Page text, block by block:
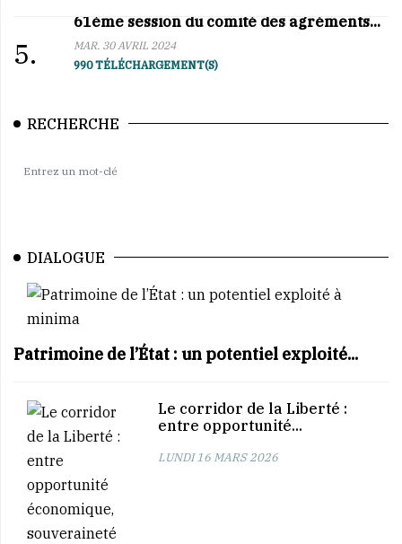
5.
61ème session du comité des agréments...
MAR. 30 AVRIL 2024
990 TÉLÉCHARGEMENT(S)
RECHERCHE
DIALOGUE
Patrimoine de l’État : un potentiel exploité...
Le corridor de la Liberté :
entre opportunité...
LUNDI 16 MARS 2026